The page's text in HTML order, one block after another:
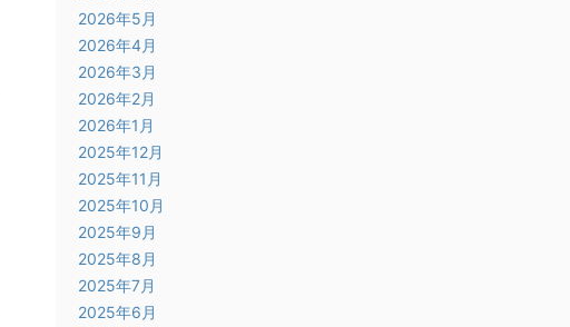
2026年5月
2026年4月
2026年3月
2026年2月
2026年1月
2025年12月
2025年11月
2025年10月
2025年9月
2025年8月
2025年7月
2025年6月